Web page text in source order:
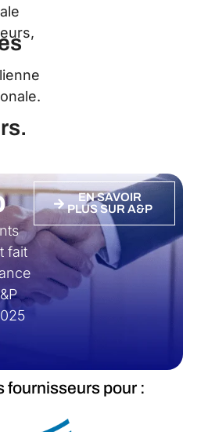
fait
EN SAVOIR
PLUS SUR A&P
fournisseurs pour :